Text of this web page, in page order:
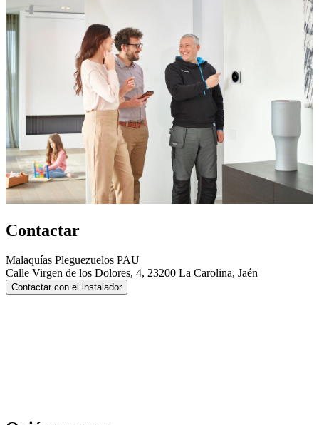
Contactar
Malaquías Pleguezuelos PAU
Calle Virgen de los Dolores, 4, 23200 La Carolina, Jaén
Contactar con el instalador